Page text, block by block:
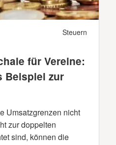
Steuern
für Vereine:
Beispiel zur
Umsatzgrenzen nicht
zur doppelten
sind, können die